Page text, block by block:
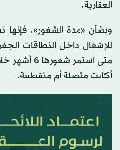
العقارية.
وبشأن «مدة الشغور»، فإنها
للإشغال داخل النطاقات
متى استمر
أكانت متصلة أم متقطعة.